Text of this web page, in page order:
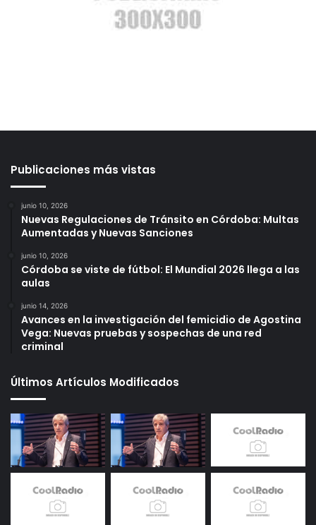
Publicaciones más vistas
junio 10, 2026
Nuevas Regulaciones de Tránsito en Córdoba: Multas
Aumentadas y Nuevas Sanciones
junio 10, 2026
Córdoba se viste de fútbol: El Mundial 2026 llega a las
aulas
junio 14, 2026
Avances en la investigación del femicidio de Agostina
Vega: Nuevas pruebas y sospechas de una red
criminal
Últimos Artículos Modificados